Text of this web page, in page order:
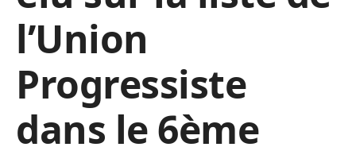
l’Union
Progressiste
dans le 6ème